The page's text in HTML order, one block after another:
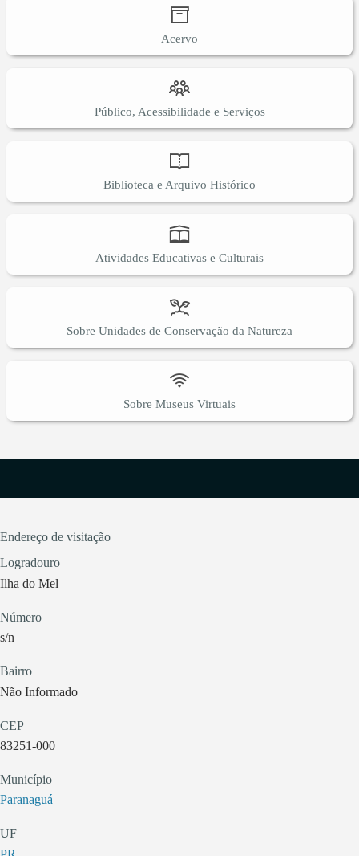
Acervo
Público, Acessibilidade e Serviços
Biblioteca e Arquivo Histórico
Atividades Educativas e Culturais
Sobre Unidades de Conservação da Natureza
Sobre Museus Virtuais
Endereço de visitação
Logradouro
Ilha do Mel
Número
s/n
Bairro
Não Informado
CEP
83251-000
Município
Paranaguá
UF